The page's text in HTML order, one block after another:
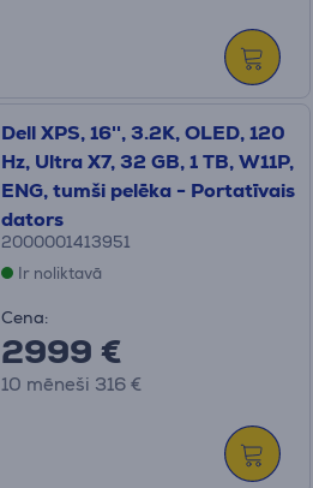
Dell XPS, 16'', 3.2K, OLED, 120
Hz, Ultra X7, 32 GB, 1 TB, W11P,
ENG, tumši pelēka - Portatīvais
dators
2000001413951
Ir noliktavā
Cena:
2999 €
10 mēneši 316 €